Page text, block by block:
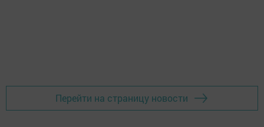
Перейти на страницу новости